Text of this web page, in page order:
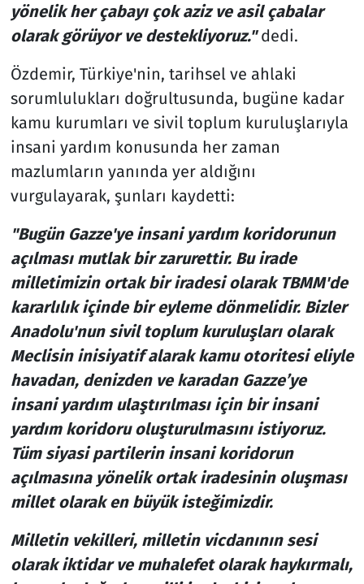
yönelik her çabayı çok aziz ve asil çabalar
olarak görüyor ve destekliyoruz."dedi.
Özdemir, Türkiye'nin, tarihsel ve ahlaki
sorumlulukları doğrultusunda, bugüne kadar
kamu kurumları ve sivil toplum kuruluşlarıyla
insani yardım konusunda her zaman
mazlumların yanında yer aldığını
vurgulayarak, şunları kaydetti:
"Bugün Gazze'ye insani yardım koridorunun
açılması mutlak bir zarurettir. Bu irade
milletimizin ortak bir iradesi olarak TBMM'de
kararlılık içinde bir eyleme dönmelidir. Bizler
Anadolu'nun sivil toplum kuruluşları olarak
Meclisin inisiyatif alarak kamu otoritesi eliyle
havadan, denizden ve karadan Gazze’ye
insani yardım ulaştırılması için bir insani
yardım koridoru oluşturulmasını istiyoruz.
Tüm siyasi partilerin insani koridorun
açılmasına yönelik ortak iradesinin oluşması
millet olarak en büyük isteğimizdir.
Milletin vekilleri, milletin vicdanının sesi
olarak iktidar ve muhalefet olarak haykırmalı,